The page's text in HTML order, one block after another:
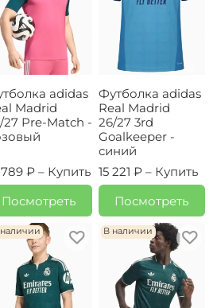
adidas
Madrid
27 Pre-Match -
789 ₽ – Купить
Посмотреть
Футболка adidas
Real Madrid
26/27 3rd
Goalkeeper -
синий
15 221 ₽ – Купить
Посмотреть
В наличии